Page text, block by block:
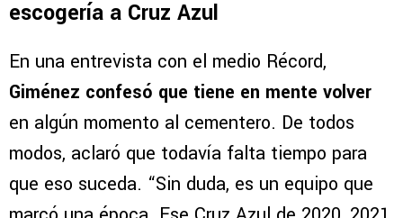
escogería a Cruz Azul
En una entrevista con el medio Récord,
Giménez confesó que tiene en mente volver
en algún momento al cementero. De todos
modos, aclaró que todavía falta tiempo para
que eso suceda. “Sin duda, es un equipo que